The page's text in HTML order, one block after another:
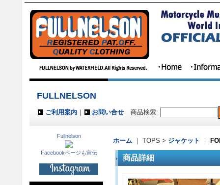
FULLNELSON
ご利用案内 ｜ お問い合せ 商品検索:
Fullnelson
Facebookページも宣伝
ホーム ｜ TOPS > ジャケット ｜
商品詳細